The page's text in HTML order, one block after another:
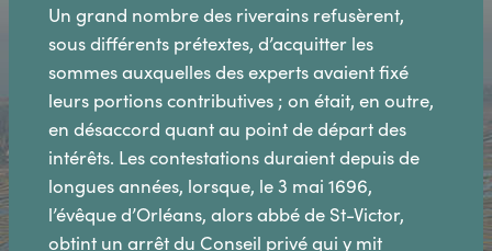
Un grand nombre des riverains refusèrent,
sous différents prétextes, d’acquitter les
sommes auxquelles des experts avaient fixé
leurs portions contributives ; on était, en outre,
en désaccord quant au point de départ des
intérêts. Les contestations duraient depuis de
longues années, lorsque, le 3 mai 1696,
l’évêque d’Orléans, alors abbé de St-Victor,
obtint un arrêt du Conseil privé qui y mit